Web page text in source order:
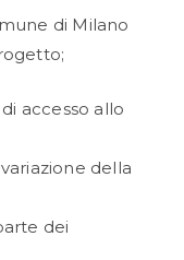
di Milano
accesso allo
della
dei